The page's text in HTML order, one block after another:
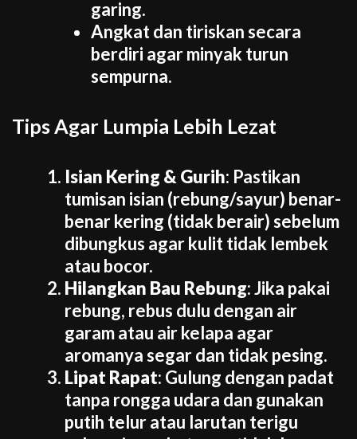
garing.
Angkat dan tiriskan secara
berdiri agar minyak turun
sempurna.
Tips Agar Lumpia Lebih Lezat
Isian Kering & Gurih: Pastikan
tumisan isian (rebung/sayur) benar-
benar kering (tidak berair) sebelum
dibungkus agar kulit tidak lembek
atau bocor.
Hilangkan Bau Rebung: Jika pakai
rebung, rebus dulu dengan air
garam atau air kelapa agar
aromanya segar dan tidak pesing.
Lipat Rapat: Gulung dengan padat
tanpa rongga udara dan gunakan
putih telur atau larutan terigu